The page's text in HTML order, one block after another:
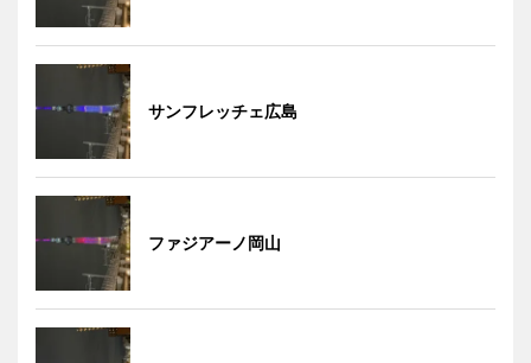
サンフレッチェ広島
ファジアーノ岡山